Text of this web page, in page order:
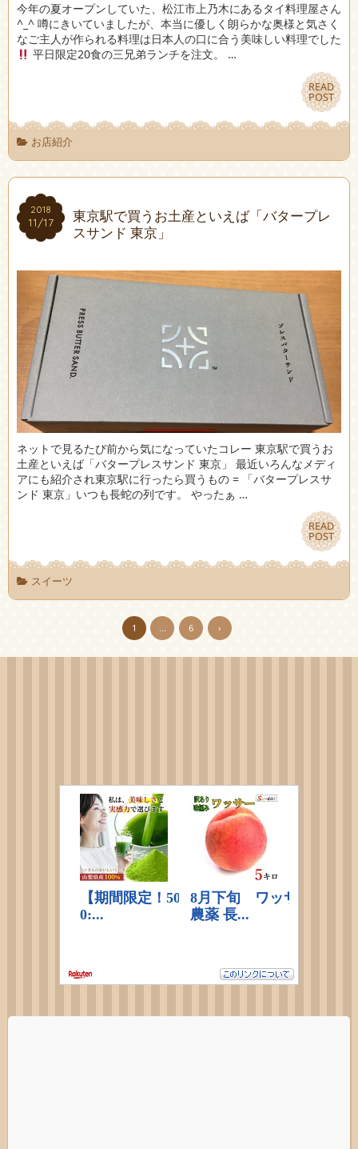
今年の夏オープンしていた、松江市上乃木にあるタイ料理屋さん
^_^ 噂にきいていましたが、本当に優しく朗らかな奥様と気さく
なご主人が作られる料理は日本人の口に合う美味しい料理でした
平日限定20食の三兄弟ランチを注文。 …
READ
POST
READ
POST
お店紹介
2018
11/17
2018
11/17
東京駅で買うお土産といえば「バタープレ
スサンド 東京」
ネットで見るたび前から気になっていたコレー 東京駅で買うお
土産といえば「バタープレスサンド 東京」 最近いろんなメディ
アにも紹介され東京駅に行ったら買うもの = 「バタープレスサ
ンド 東京」いつも長蛇の列です。 やったぁ …
READ
POST
READ
POST
スイーツ
1 … 6 ›